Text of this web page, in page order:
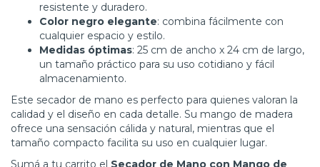
resistente y duradero.
Color negro elegante: combina fácilmente con
cualquier espacio y estilo.
Medidas óptimas: 25 cm de ancho x 24 cm de largo,
un tamaño práctico para su uso cotidiano y fácil
almacenamiento.
Este secador de mano es perfecto para quienes valoran la
calidad y el diseño en cada detalle. Su mango de madera
ofrece una sensación cálida y natural, mientras que el
tamaño compacto facilita su uso en cualquier lugar.
Sumá a tu carrito el Secador de Mano con Mango de